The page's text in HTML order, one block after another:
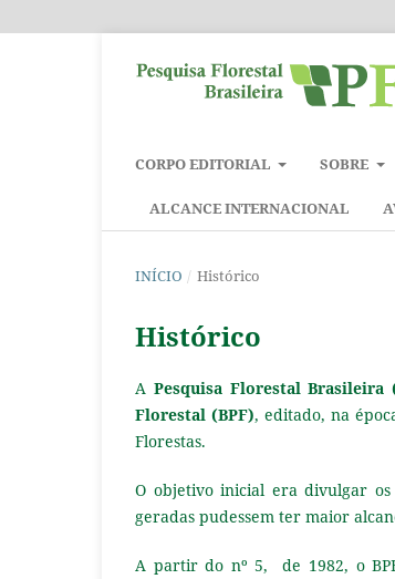
CORPO EDITORIAL SOBRE
ALCANCE INTERNACIONAL
INÍCIO / Histórico
Histórico
A Pesquisa Florestal Brasileira
Florestal (BPF), editado, na
Florestas.
O objetivo inicial era divulgar os
geradas pudessem ter maior
A partir do nº 5, de 1982, o